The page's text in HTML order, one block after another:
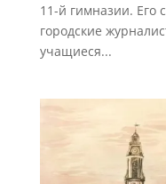
11-й гимназии. Его
городские
учащиеся...